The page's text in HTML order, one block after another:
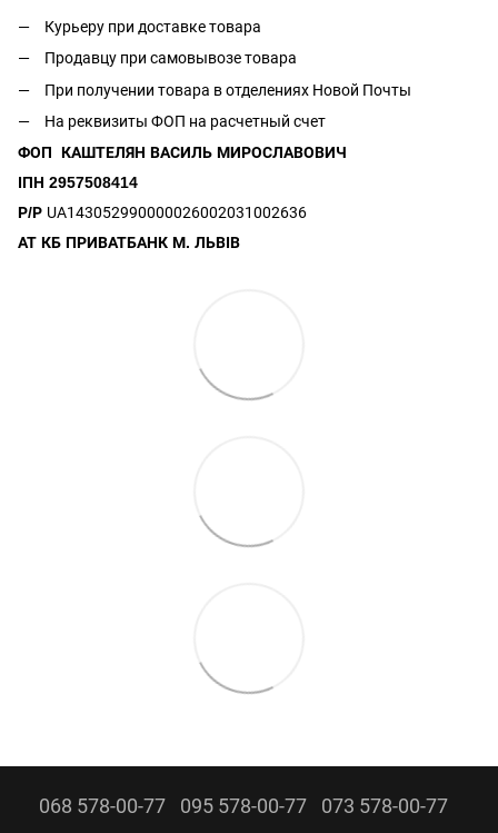
Курьеру при доставке товара
Продавцу при самовывозе товара
При получении товара в отделениях Новой Почты
На реквизиты ФОП на расчетный счет
ФОП КАШТЕЛЯН ВАСИЛЬ МИРОСЛАВОВИЧ
ІПН 2957508414
Р/Р UA143052990000026002031002636
АТ КБ ПРИВАТБАНК М. ЛЬВІВ
068 578-00-77 095 578-00-77 073 578-00-77